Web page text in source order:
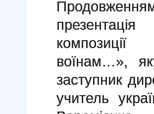
воїнам…»,
заступник
учитель